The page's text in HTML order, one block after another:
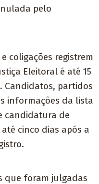
pelo
coligações registrem
Eleitoral é até 15
Candidatos, partidos
informações da lista
candidatura de
cinco dias após a
que foram julgadas